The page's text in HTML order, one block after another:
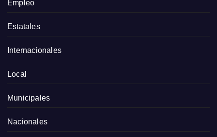
Empleo
Estatales
Internacionales
Local
Municipales
Nacionales